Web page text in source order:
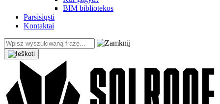
BIM bibliotekos
Parsisiųsti
Kontaktai